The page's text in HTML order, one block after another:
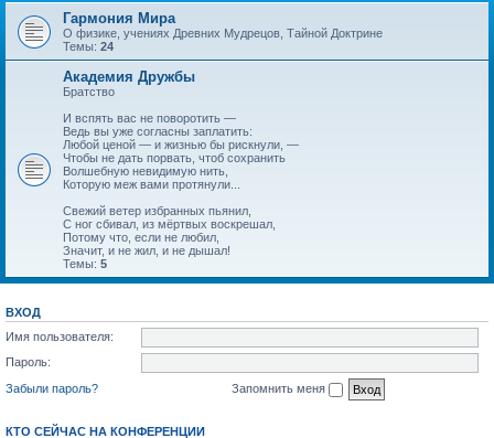
Гармония Мира
О физике, учениях Древних Мудрецов, Тайной Доктрине
Темы: 24
Академия Дружбы
Братство
И вспять вас не поворотить —
Ведь вы уже согласны заплатить:
Любой ценой — и жизнью бы рискнули, —
Чтобы не дать порвать, чтоб сохранить
Волшебную невидимую нить,
Которую меж вами протянули...
Свежий ветер избранных пьянил,
С ног сбивал, из мёртвых воскрешал,
Потому что, если не любил,
Значит, и не жил, и не дышал!
Темы: 5
ВХОД
Имя пользователя:
Пароль:
Забыли пароль?
Запомнить меня
КТО СЕЙЧАС НА КОНФЕРЕНЦИИ